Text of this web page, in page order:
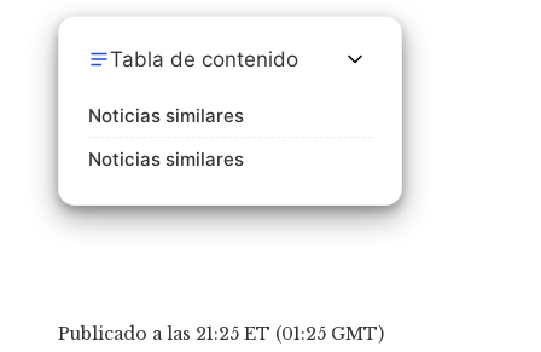
Tabla de contenido
Noticias similares
Noticias similares
Publicado a las 21:25 ET (01:25 GMT)